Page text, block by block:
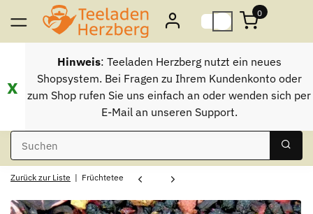
0
x
Hinweis: Teeladen Herzberg nutzt ein neues
Shopsystem. Bei Fragen zu Ihrem Kundenkonto oder
zum Shop rufen Sie uns einfach an oder wenden sich per
E-Mail an unseren Support.
Zurück zur Liste Früchtetee